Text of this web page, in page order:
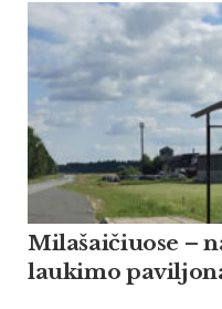
Milašaičiuose –
laukimo